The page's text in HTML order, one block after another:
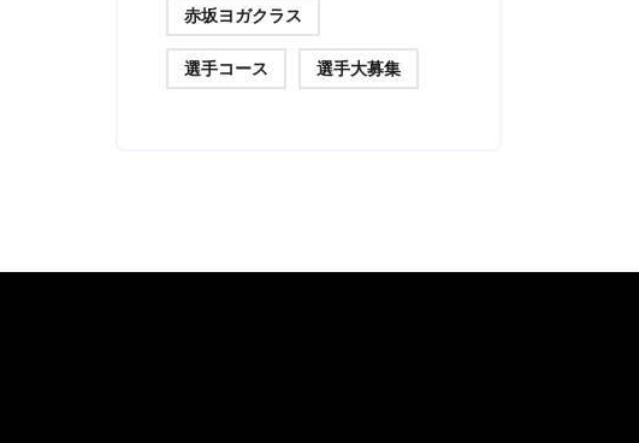
赤坂ヨガクラス
選手コース 選手大募集